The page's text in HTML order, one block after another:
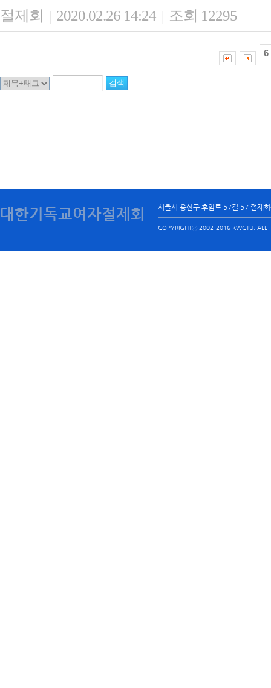
절제회 | 2020.02.26 14:24 | 조회 12295
6
대한기독교여자절제회 서울시 용산구 후암로 57길 57 절제
COPYRIGHTⓒ 2002-2016 KWCTU. ALL